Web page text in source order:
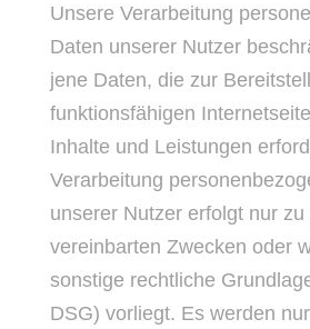
Unsere Verarbeitung
Daten unserer Nutzer
jene Daten, die zur
funktionsfähigen
Inhalte und Leistungen
Verarbeitung
unserer Nutzer erfolgt nur
vereinbarten Zwecken oder
sonstige rechtliche
DSG) vorliegt. Es werden